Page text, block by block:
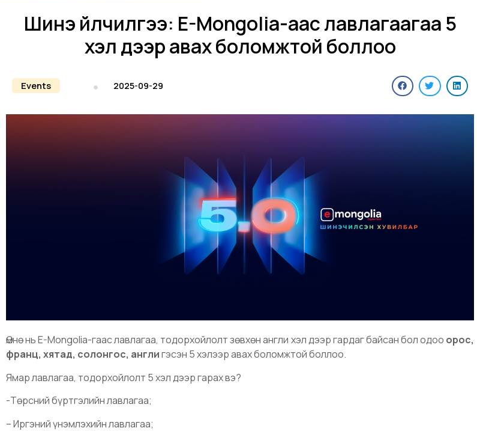
Шинэ үйлчилгээ: E-Mongolia-аас лавлагаагаа 5
хэл дээр авах боломжтой боллоо
Events 2025-09-29
Өмнө нь E-Mongolia-гаас лавлагаа, тодорхойлолт зөвхөн англи хэл дээр гардаг байсан бол одоо орос,
франц, хятад, солонгос, англигэсэн 5 хэлээр авах боломжтой боллоо.
Ямар лавлагаа, тодорхойлолт 5 хэл дээр гарах вэ?
-Төрсний бүртгэлийн лавлагаа;
– Иргэний үнэмлэхийн лавлагаа;